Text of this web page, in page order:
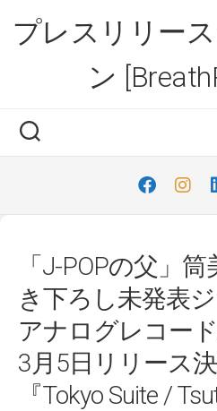
content
プレスリリー
ン
「J-POPの父」
き下ろし未発表
アナログレコー
3月5日リリース決
『Tokyo Suite /